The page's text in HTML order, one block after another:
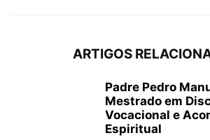
ARTIGOS
Padre Pedro
Mestrado em
Vocacional e
Espiritual